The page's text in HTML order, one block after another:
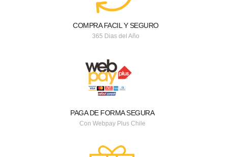
COMPRA FACIL Y SEGURO
365 Dias del Año
PAGA DE FORMA SEGURA
Con Webpay Plus Chile